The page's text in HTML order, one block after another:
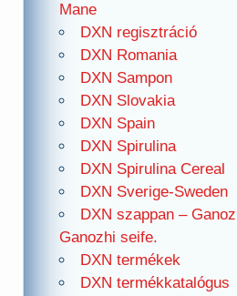
Mane
DXN regisztráció
DXN Romania
DXN Sampon
DXN Slovakia
DXN Spain
DXN Spirulina
DXN Spirulina Cereal
DXN Sverige-Sweden
DXN szappan –
Ganozhi seife.
DXN termékek
DXN termékkatalógus